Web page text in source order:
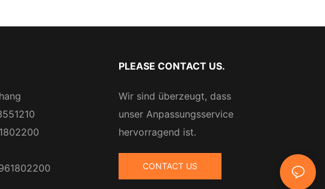
PLEASE CONTACT US.
Wir sind überzeugt, dass
unser Anpassungsservice
hervorragend ist.
CONTACT US